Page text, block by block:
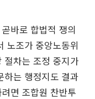
바로 합법적 쟁의
노조가 중앙노동위
절차는 조정 중지가
하는 행정지도 결과
면 조합원 찬반투